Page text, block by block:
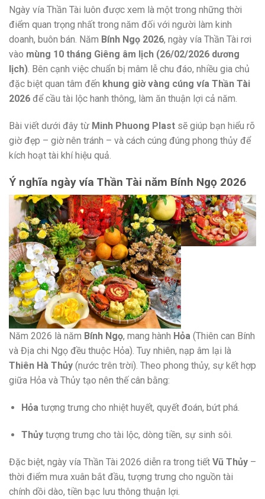
Ngày vía Thần Tài luôn được xem là một trong những thời
điểm quan trọng nhất trong năm đối với người làm kinh
doanh, buôn bán. Năm Bính Ngọ 2026, ngày vía Thần Tài rơi
vào mùng 10 tháng Giêng âm lịch (26/02/2026 dương
lịch). Bên cạnh việc chuẩn bị mâm lễ chu đáo, nhiều gia chủ
đặc biệt quan tâm đến khung giờ vàng cúng vía Thần Tài
2026 để cầu tài lộc hanh thông, làm ăn thuận lợi cả năm.
Bài viết dưới đây từ Minh Phuong Plast sẽ giúp bạn hiểu rõ
giờ đẹp – giờ nên tránh – và cách cúng đúng phong thủy để
kích hoạt tài khí hiệu quả.
Ý nghĩa ngày vía Thần Tài năm Bính Ngọ 2026
Năm 2026 là năm Bính Ngọ, mang hành Hỏa (Thiên can Bính
và Địa chi Ngọ đều thuộc Hỏa). Tuy nhiên, nạp âm lại là
Thiên Hà Thủy (nước trên trời). Theo phong thủy, sự kết hợp
giữa Hỏa và Thủy tạo nên thế cân bằng:
Hỏatượng trưng cho nhiệt huyết, quyết đoán, bứt phá.
Thủytượng trưng cho tài lộc, dòng tiền, sự sinh sôi.
Đặc biệt, ngày vía Thần Tài 2026 diễn ra trong tiết Vũ Thủy –
thời điểm mưa xuân bắt đầu, tượng trưng cho nguồn tài
chính dồi dào, tiền bạc lưu thông thuận lợi.